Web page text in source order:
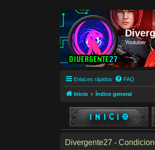
Youtuber
Enlaces rápidos FAQ
Inicio Índice general
Divergente27 -